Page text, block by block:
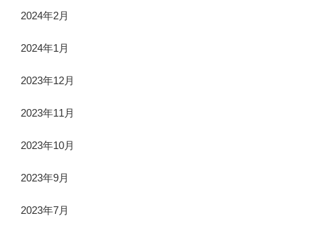
2024年2月
2024年1月
2023年12月
2023年11月
2023年10月
2023年9月
2023年7月